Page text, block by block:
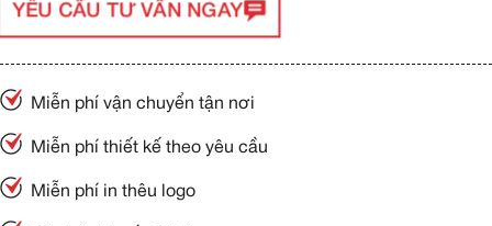
YÊU CẦU TƯ VẤN NGAY
Miễn phí vận chuyển tận nơi
Miễn phí thiết kế theo yêu cầu
Miễn phí in thêu logo